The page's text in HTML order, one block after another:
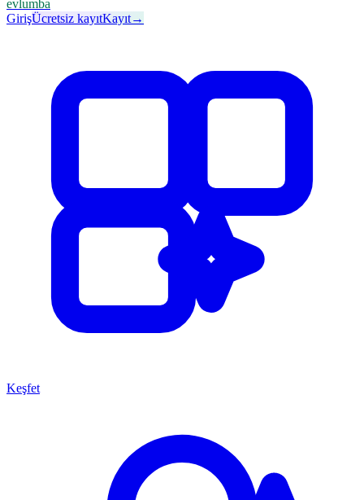
evlumba
GirişÜcretsiz kayıtKayıt→
Keşfet